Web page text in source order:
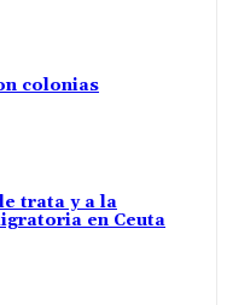
colonias
trata y a la
en Ceuta